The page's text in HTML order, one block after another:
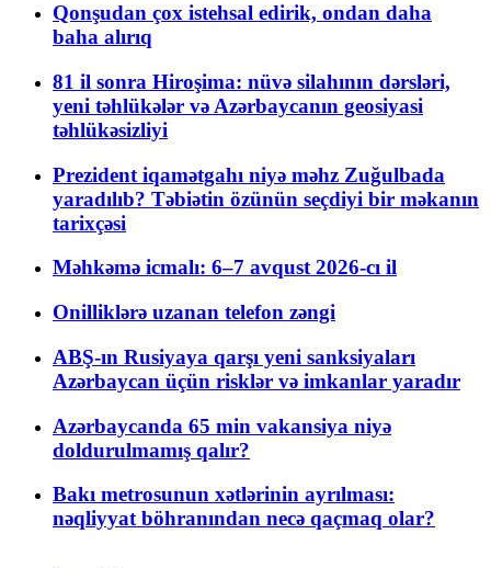
Qonşudan çox istehsal edirik, ondan daha
baha alırıq
81 il sonra Hiroşima: nüvə silahının dərsləri,
yeni təhlükələr və Azərbaycanın geosiyasi
təhlükəsizliyi
Prezident iqamətgahı niyə məhz Zuğulbada
yaradılıb? Təbiətin özünün seçdiyi bir məkanın
tarixçəsi
Məhkəmə icmalı: 6–7 avqust 2026-cı il
Onilliklərə uzanan telefon zəngi
ABŞ-ın Rusiyaya qarşı yeni sanksiyaları
Azərbaycan üçün risklər və imkanlar yaradır
Azərbaycanda 65 min vakansiya niyə
doldurulmamış qalır?
Bakı metrosunun xətlərinin ayrılması:
nəqliyyat böhranından necə qaçmaq olar?